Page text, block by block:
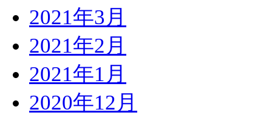
2021年3月
2021年2月
2021年1月
2020年12月